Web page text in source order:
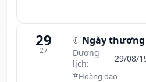
29
27
☾ Ngày
Dương
lịch:
29/08/
⭐Hoàng đạo